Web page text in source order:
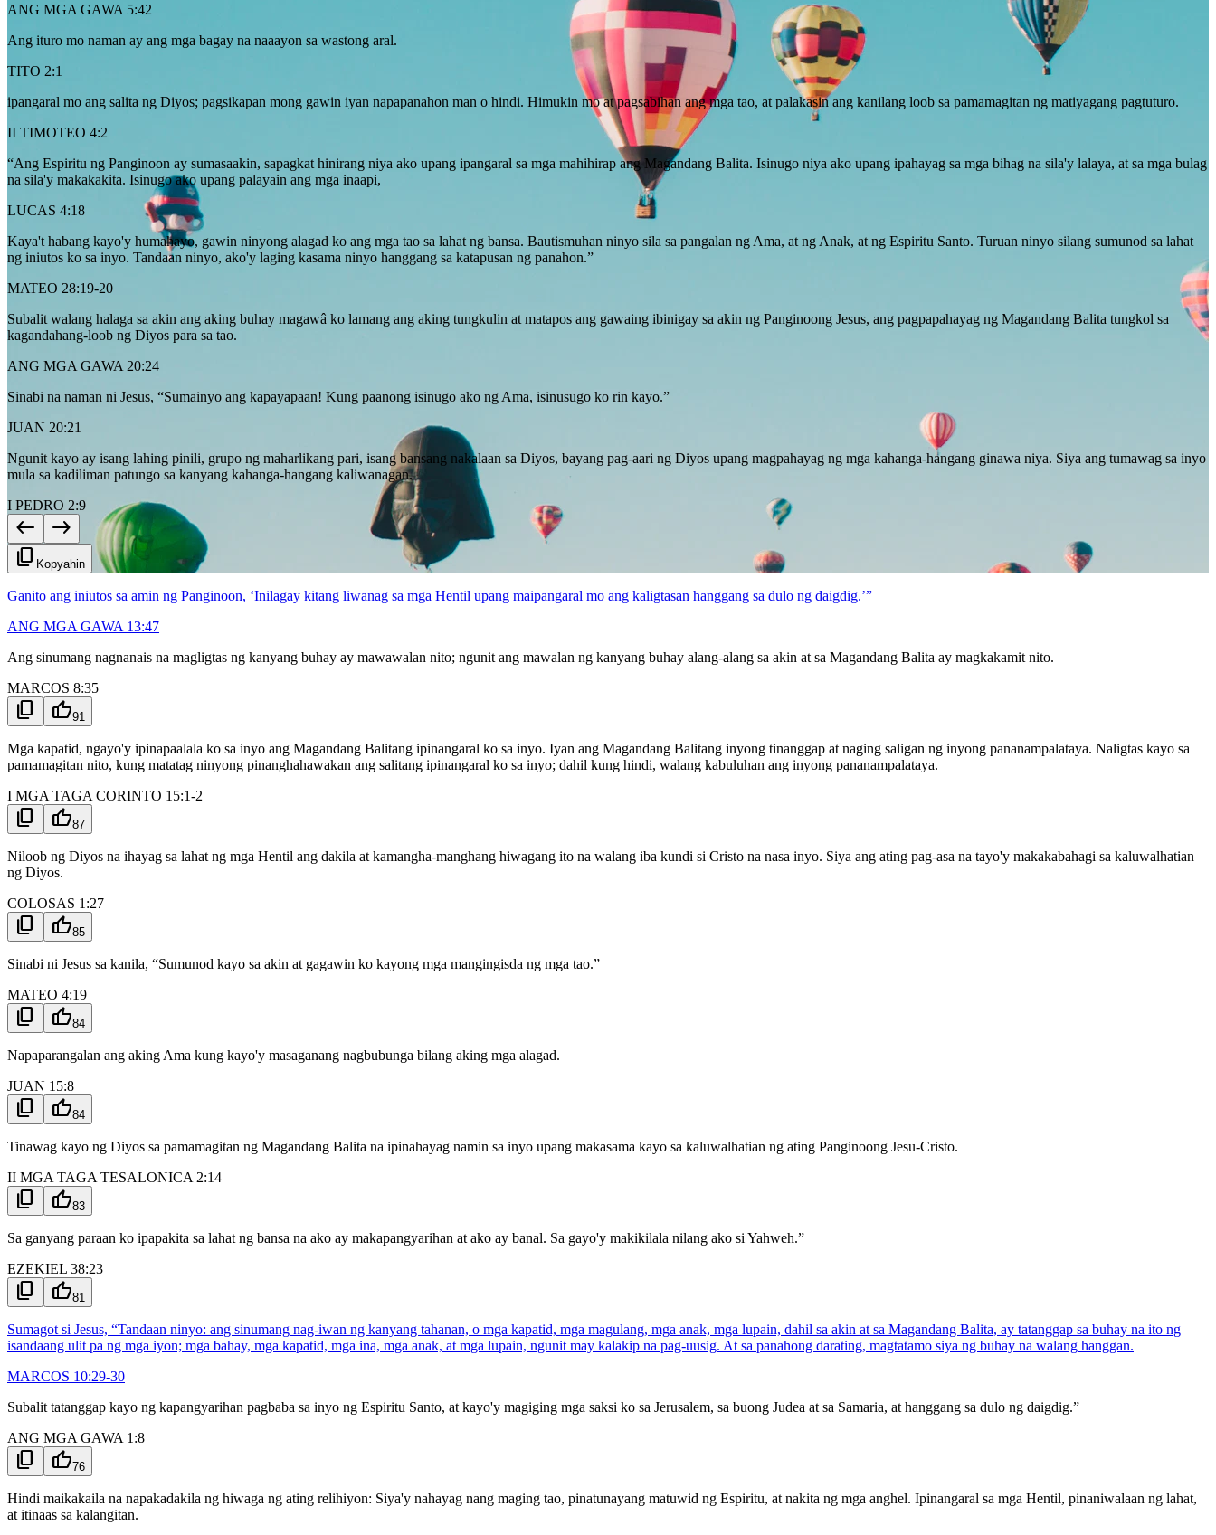
ANG MGA GAWA 5:42
Ang ituro mo naman ay ang mga bagay na naaayon sa wastong aral.
TITO 2:1
ipangaral mo ang salita ng Diyos; pagsikapan mong gawin iyan napapanahon man o hindi. Himukin mo at pagsabihan ang mga tao, at palakasin ang kanilang loob sa pamamagitan ng matiyagang pagtuturo.
II TIMOTEO 4:2
“Ang Espiritu ng Panginoon ay sumasaakin, sapagkat hinirang niya ako upang ipangaral sa mga mahihirap ang Magandang Balita. Isinugo niya ako upang ipahayag sa mga bihag na sila'y lalaya, at sa mga bulag
na sila'y makakakita. Isinugo ako upang palayain ang mga inaapi,
LUCAS 4:18
Kaya't habang kayo'y humahayo, gawin ninyong alagad ko ang mga tao sa lahat ng bansa. Bautismuhan ninyo sila sa pangalan ng Ama, at ng Anak, at ng Espiritu Santo. Turuan ninyo silang sumunod sa lahat
ng iniutos ko sa inyo. Tandaan ninyo, ako'y laging kasama ninyo hanggang sa katapusan ng panahon.”
MATEO 28:19-20
Subalit walang halaga sa akin ang aking buhay magawâ ko lamang ang aking tungkulin at matapos ang gawaing ibinigay sa akin ng Panginoong Jesus, ang pagpapahayag ng Magandang Balita tungkol sa
kagandahang-loob ng Diyos para sa tao.
ANG MGA GAWA 20:24
Sinabi na naman ni Jesus, “Sumainyo ang kapayapaan! Kung paanong isinugo ako ng Ama, isinusugo ko rin kayo.”
JUAN 20:21
Ngunit kayo ay isang lahing pinili, grupo ng maharlikang pari, isang bansang nakalaan sa Diyos, bayang pag-aari ng Diyos upang magpahayag ng mga kahanga-hangang ginawa niya. Siya ang tumawag sa inyo
mula sa kadiliman patungo sa kanyang kahanga-hangang kaliwanagan.
I PEDRO 2:9
west
east
content_copy Kopyahin
Ganito ang iniutos sa amin ng Panginoon, ‘Inilagay kitang liwanag sa mga Hentil upang maipangaral mo ang kaligtasan hanggang sa dulo ng daigdig.’”
ANG MGA GAWA 13:47
Ang sinumang nagnanais na magligtas ng kanyang buhay ay mawawalan nito; ngunit ang mawalan ng kanyang buhay alang-alang sa akin at sa Magandang Balita ay magkakamit nito.
MARCOS 8:35
content_copy thumb_up91
Mga kapatid, ngayo'y ipinapaalala ko sa inyo ang Magandang Balitang ipinangaral ko sa inyo. Iyan ang Magandang Balitang inyong tinanggap at naging saligan ng inyong pananampalataya. Naligtas kayo sa
pamamagitan nito, kung matatag ninyong pinanghahawakan ang salitang ipinangaral ko sa inyo; dahil kung hindi, walang kabuluhan ang inyong pananampalataya.
I MGA TAGA CORINTO 15:1-2
content_copy thumb_up87
Niloob ng Diyos na ihayag sa lahat ng mga Hentil ang dakila at kamangha-manghang hiwagang ito na walang iba kundi si Cristo na nasa inyo. Siya ang ating pag-asa na tayo'y makakabahagi sa kaluwalhatian
ng Diyos.
COLOSAS 1:27
content_copy thumb_up85
Sinabi ni Jesus sa kanila, “Sumunod kayo sa akin at gagawin ko kayong mga mangingisda ng mga tao.”
MATEO 4:19
content_copy thumb_up84
Napaparangalan ang aking Ama kung kayo'y masaganang nagbubunga bilang aking mga alagad.
JUAN 15:8
content_copy thumb_up84
Tinawag kayo ng Diyos sa pamamagitan ng Magandang Balita na ipinahayag namin sa inyo upang makasama kayo sa kaluwalhatian ng ating Panginoong Jesu-Cristo.
II MGA TAGA TESALONICA 2:14
content_copy thumb_up83
Sa ganyang paraan ko ipapakita sa lahat ng bansa na ako ay makapangyarihan at ako ay banal. Sa gayo'y makikilala nilang ako si Yahweh.”
EZEKIEL 38:23
content_copy thumb_up81
Sumagot si Jesus, “Tandaan ninyo: ang sinumang nag-iwan ng kanyang tahanan, o mga kapatid, mga magulang, mga anak, mga lupain, dahil sa akin at sa Magandang Balita, ay tatanggap sa buhay na ito ng
isandaang ulit pa ng mga iyon; mga bahay, mga kapatid, mga ina, mga anak, at mga lupain, ngunit may kalakip na pag-uusig. At sa panahong darating, magtatamo siya ng buhay na walang hanggan.
MARCOS 10:29-30
Subalit tatanggap kayo ng kapangyarihan pagbaba sa inyo ng Espiritu Santo, at kayo'y magiging mga saksi ko sa Jerusalem, sa buong Judea at sa Samaria, at hanggang sa dulo ng daigdig.”
ANG MGA GAWA 1:8
content_copy thumb_up76
Hindi maikakaila na napakadakila ng hiwaga ng ating relihiyon: Siya'y nahayag nang maging tao, pinatunayang matuwid ng Espiritu, at nakita ng mga anghel. Ipinangaral sa mga Hentil, pinaniwalaan ng lahat,
at itinaas sa kalangitan.